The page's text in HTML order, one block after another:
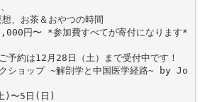
、お茶＆おやつの時間
円〜 *参加費すべてが寄付になります*
予約は12月28日（土）まで受付中です！
ショップ ~解剖学と中国医学経路~ by Jo
)〜5日(日)